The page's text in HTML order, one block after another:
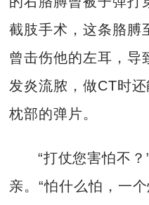
截肢手术，这条胳膊
曾击伤他的左耳，导
发炎流脓，做CT时
枕部的弹片。
“打仗您害怕不
亲。“怕什么怕，一